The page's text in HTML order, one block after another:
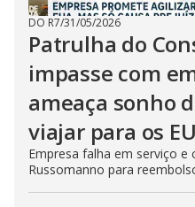
DO R7/31/05/2026
Patrulha do
impasse com
ameaça sonho
viajar para os
Empresa falha em serviço e
Russomanno para